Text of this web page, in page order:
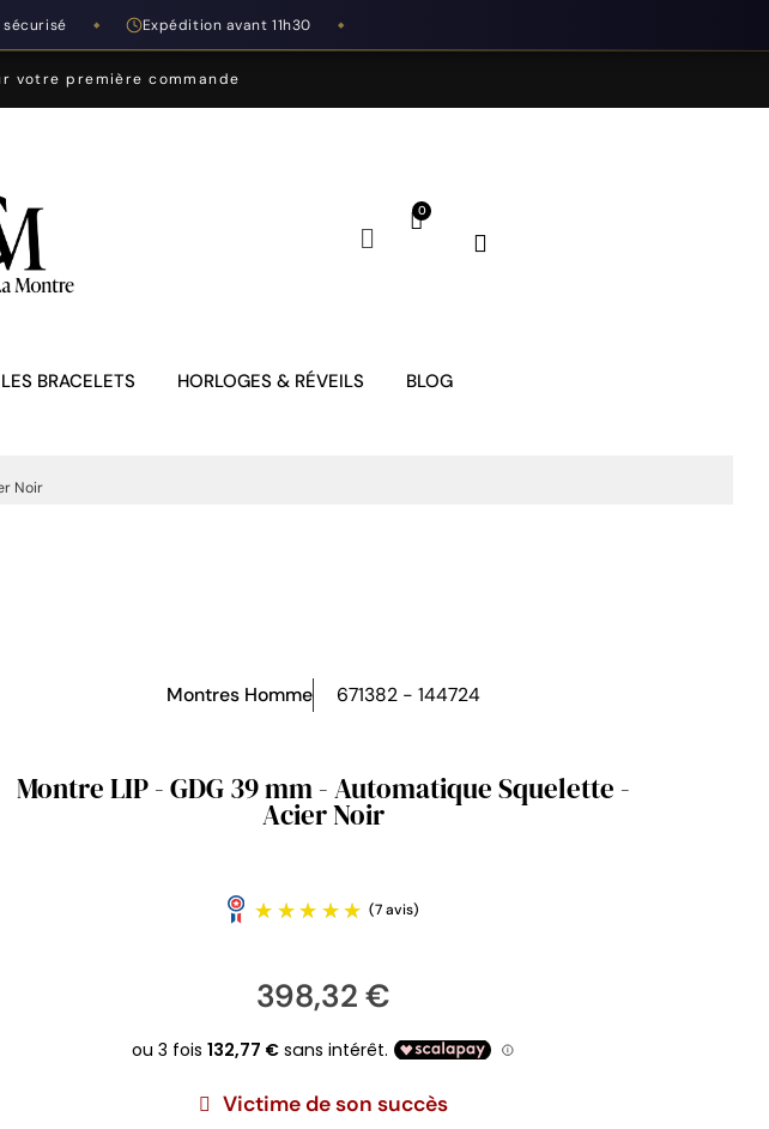
sécurisé ◆ Expédition avant 11h30 ◆
votre première commande
LES BRACELETS HORLOGES & RÉVEILS BLOG
Noir
Montres Homme 671382 - 144724
Montre LIP - GDG 39 mm - Automatique Squelette -
Acier Noir
398,32 €
Victime de son succès